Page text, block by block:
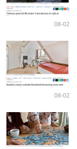
08-02
08-02